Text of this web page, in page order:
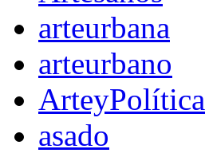
arteurbana
arteurbano
ArteyPolítica
asado